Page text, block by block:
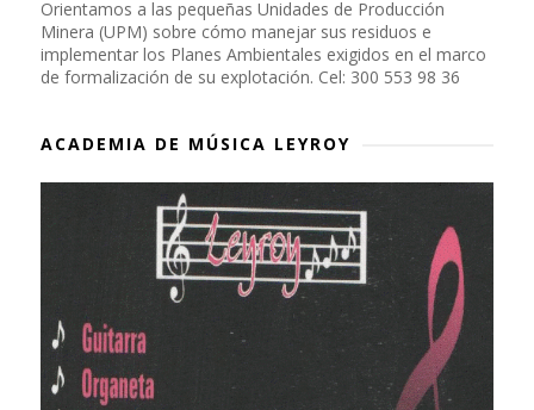
Orientamos a las pequeñas Unidades de Producción
Minera (UPM) sobre cómo manejar sus residuos e
implementar los Planes Ambientales exigidos en el marco
de formalización de su explotación. Cel: 300 553 98 36
ACADEMIA DE MÚSICA LEYROY